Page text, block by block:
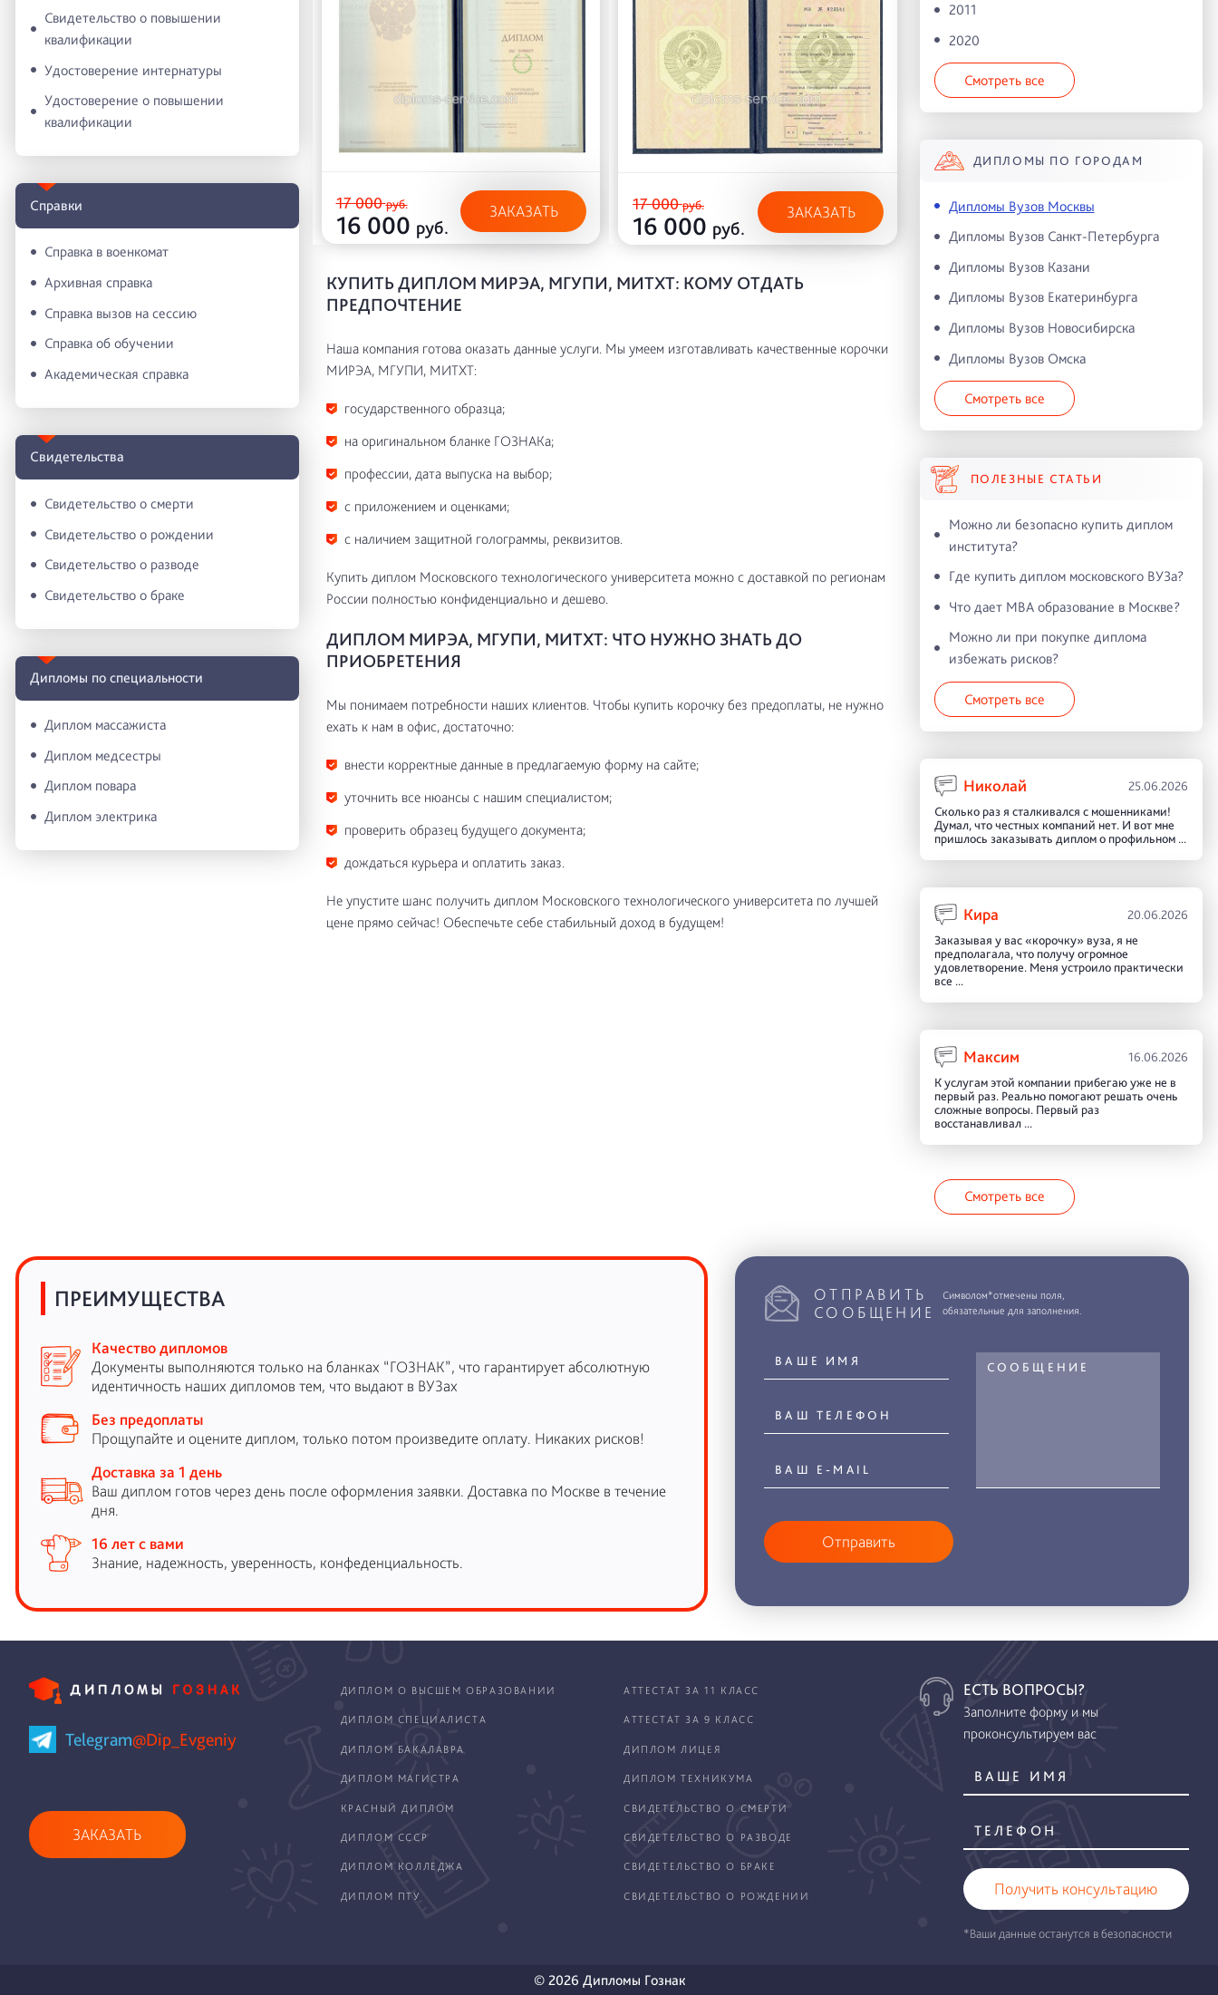
Свидетельство о повышении
квалификации
Удостоверение интернатуры
Удостоверение о повышении
квалификации
Справки
Справка в военкомат
Архивная справка
Справка вызов на сессию
Справка об обучении
Академическая справка
Свидетельства
Свидетельство о смерти
Свидетельство о рождении
Свидетельство о разводе
Свидетельство о браке
Дипломы по специальности
Диплом массажиста
Диплом медсестры
Диплом повара
Диплом электрика
17 000руб.
16 000 руб.
ЗАКАЗАТЬ 17 000руб.
16 000 руб.
ЗАКАЗАТЬ
КУПИТЬ ДИПЛОМ МИРЭА, МГУПИ, МИТХТ: КОМУ ОТДАТЬ
ПРЕДПОЧТЕНИЕ
Наша компания готова оказать данные услуги. Мы умеем изготавливать качественные корочки
МИРЭА, МГУПИ, МИТХТ:
государственного образца;
на оригинальном бланке ГОЗНАКа;
профессии, дата выпуска на выбор;
с приложением и оценками;
с наличием защитной голограммы, реквизитов.
Купить диплом Московского технологического университета можно с доставкой по регионам
России полностью конфиденциально и дешево.
ДИПЛОМ МИРЭА, МГУПИ, МИТХТ: ЧТО НУЖНО ЗНАТЬ ДО
ПРИОБРЕТЕНИЯ
Мы понимаем потребности наших клиентов. Чтобы купить корочку без предоплаты, не нужно
ехать к нам в офис, достаточно:
внести корректные данные в предлагаемую форму на сайте;
уточнить все нюансы с нашим специалистом;
проверить образец будущего документа;
дождаться курьера и оплатить заказ.
Не упустите шанс получить диплом Московского технологического университета по лучшей
цене прямо сейчас! Обеспечьте себе стабильный доход в будущем!
2011
2020
Смотреть все
ДИПЛОМЫ ПО ГОРОДАМ
Дипломы Вузов Москвы
Дипломы Вузов Санкт-Петербурга
Дипломы Вузов Казани
Дипломы Вузов Екатеринбурга
Дипломы Вузов Новосибирска
Дипломы Вузов Омска
Смотреть все
ПОЛЕЗНЫЕ СТАТЬИ
Можно ли безопасно купить диплом
института?
Где купить диплом московского ВУЗа?
Что дает MBA образование в Москве?
Можно ли при покупке диплома
избежать рисков?
Смотреть все
Николай 25.06.2026
Сколько раз я сталкивался с мошенниками!
Думал, что честных компаний нет. И вот мне
пришлось заказывать диплом о профильном ...
Кира 20.06.2026
Заказывая у вас «корочку» вуза, я не
предполагала, что получу огромное
удовлетворение. Меня устроило практически
все ...
Максим 16.06.2026
К услугам этой компании прибегаю уже не в
первый раз. Реально помогают решать очень
сложные вопросы. Первый раз
восстанавливал ...
Смотреть все
ПРЕИМУЩЕСТВА
Качество дипломов
Документы выполняются только на бланках “ГОЗНАК”, что гарантирует абсолютную
идентичность наших дипломов тем, что выдают в ВУЗах
Без предоплаты
Прощупайте и оцените диплом, только потом произведите оплату. Никаких рисков!
Доставка за 1 день
Ваш диплом готов через день после оформления заявки. Доставка по Москве в течение
дня.
16 лет с вами
Знание, надежность, уверенность, конфеденциальность.
ОТПРАВИТЬ
СООБЩЕНИЕ
Символом*отмечены поля,
обязательные для заполнения.
Отправить
Telegram@Dip_Evgeniy
ЗАКАЗАТЬ
ДИПЛОМ О ВЫСШЕМ ОБРАЗОВАНИИ АТТЕСТАТ ЗА 11 КЛАСС
ДИПЛОМ СПЕЦИАЛИСТА АТТЕСТАТ ЗА 9 КЛАСС
ДИПЛОМ БАКАЛАВРА ДИПЛОМ ЛИЦЕЯ
ДИПЛОМ МАГИСТРА ДИПЛОМ ТЕХНИКУМА
КРАСНЫЙ ДИПЛОМ СВИДЕТЕЛЬСТВО О СМЕРТИ
ДИПЛОМ СССР СВИДЕТЕЛЬСТВО О РАЗВОДЕ
ДИПЛОМ КОЛЛЕДЖА СВИДЕТЕЛЬСТВО О БРАКЕ
ДИПЛОМ ПТУ СВИДЕТЕЛЬСТВО О РОЖДЕНИИ
ЕСТЬ ВОПРОСЫ?
Заполните форму и мы
проконсультируем вас
Получить консультацию
*Ваши данные останутся в безопасности
© 2026 Дипломы Гознак